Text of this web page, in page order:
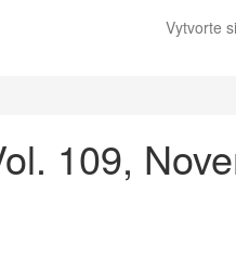
Vytvorte
109,